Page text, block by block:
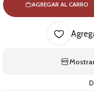
AGREGAR AL CARRO